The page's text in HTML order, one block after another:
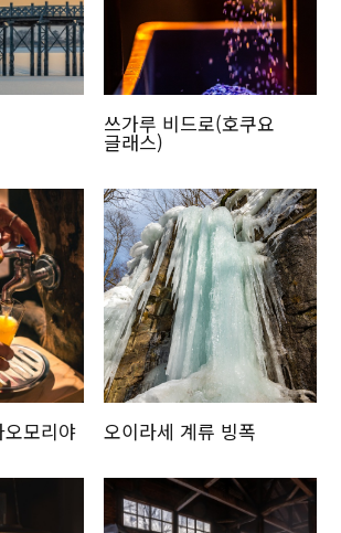
쓰가루 비드로(호쿠요
글래스)
모리야 오이라세 계류 빙폭